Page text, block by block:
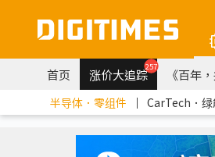
首页 涨价大追踪257 《百年
半导体．零组件 ｜ CarTech．绿